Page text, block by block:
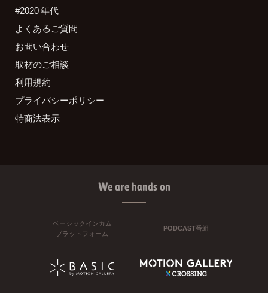
#2020 年代
よくあるご質問
お問い合わせ
取材のご相談
利用規約
プライバシーポリシー
特商法表示
We are hands on
ベーシックインカム
プラットフォーム
PODCAST番組